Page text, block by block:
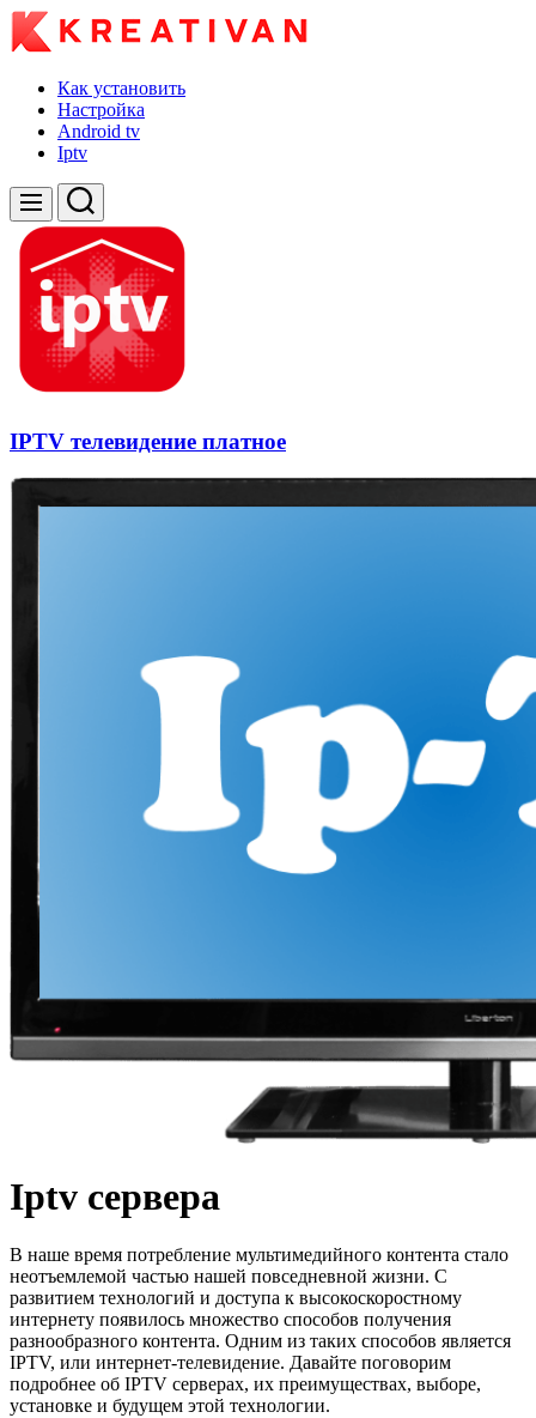
Skip
to
Как установить
Настройка
Android tv
Iptv
Menu Search
IPTV телевидение платное
Iptv сервера
В наше время потребление мультимедийного контента стало
неотъемлемой частью нашей повседневной жизни. С
развитием технологий и доступа к высокоскоростному
интернету появилось множество способов получения
разнообразного контента. Одним из таких способов является
IPTV, или интернет-телевидение. Давайте поговорим
подробнее об IPTV серверах, их преимуществах, выборе,
установке и будущем этой технологии.